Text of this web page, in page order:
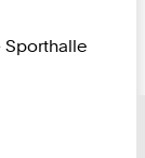
Sporthalle